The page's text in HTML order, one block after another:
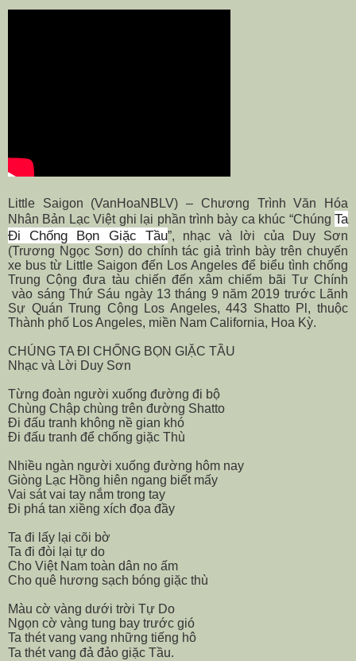
Little Saigon (VanHoaNBLV) – Chương Trình Văn Hóa
Nhân Bản Lạc Việt ghi lại phần trình bày ca khúc “Chúng Ta
Đi Chống Bọn Giặc Tầu”, nhạc và lời của Duy Sơn
(Trương Ngọc Sơn) do chính tác giả trình bày trên chuyến
xe bus từ Little Saigon đến Los Angeles để biểu tình chống
Trung Cộng đưa tàu chiến đến xâm chiếm bãi Tư Chính
vào sáng Thứ Sáu ngày 13 tháng 9 năm 2019 trước Lãnh
Sự Quán Trung Cộng Los Angeles, 443 Shatto Pl, thuộc
Thành phố Los Angeles, miền Nam California, Hoa Kỳ.
CHÚNG TA ĐI CHỐNG BỌN GIẶC TẦU
Nhạc và Lời Duy Sơn
Từng đoàn người xuống đường đi bộ
Chùng Chập chùng trên đường Shatto
Đi đấu tranh không nề gian khó
Đi đấu tranh để chống giặc Thù
Nhiều ngàn người xuống đường hôm nay
Giòng Lạc Hồng hiên ngang biết mấy
Vai sát vai tay nắm trong tay
Đi phá tan xiềng xích đọa đầy
Ta đi lấy lại cõi bờ
Ta đi đòi lại tự do
Cho Việt Nam toàn dân no ấm
Cho quê hương sạch bóng giặc thù
Màu cờ vàng dưới trời Tự Do
Ngọn cờ vàng tung bay trước gió
Ta thét vang vang những tiếng hô
Ta thét vang đả đảo giặc Tầu.